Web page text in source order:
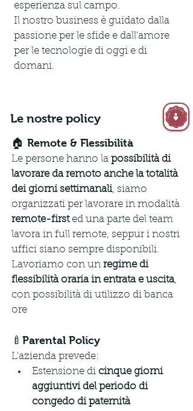
esperienza sul campo.
Il nostro business è guidato dalla
passione per le sfide e dall’amore
per le tecnologie di oggi e di
domani.
Le nostre policy
🏠 Remote & Flessibilità
Le persone hanno la possibilità di
lavorare da remoto anche la totalità
dei giorni settimanali, siamo
organizzati per lavorare in modalità
remote-first ed una parte del team
lavora in full remote, seppur i nostri
uffici siano sempre disponibili.
Lavoriamo con un regime di
flessibilità oraria in entrata e uscita,
con possibilità di utilizzo di banca
ore
🍼Parental Policy
L'azienda prevede:
Estensione di cinque giorni
aggiuntivi del periodo di
congedo di paternità